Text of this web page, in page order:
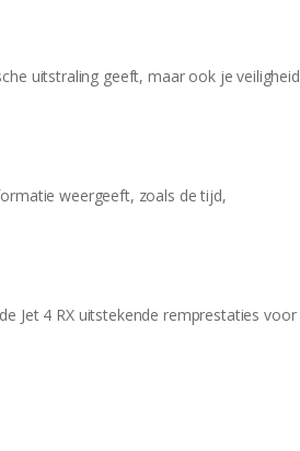
uitstraling geeft, maar ook je veiligheid
weergeeft, zoals de tijd,
Jet 4 RX uitstekende remprestaties voor